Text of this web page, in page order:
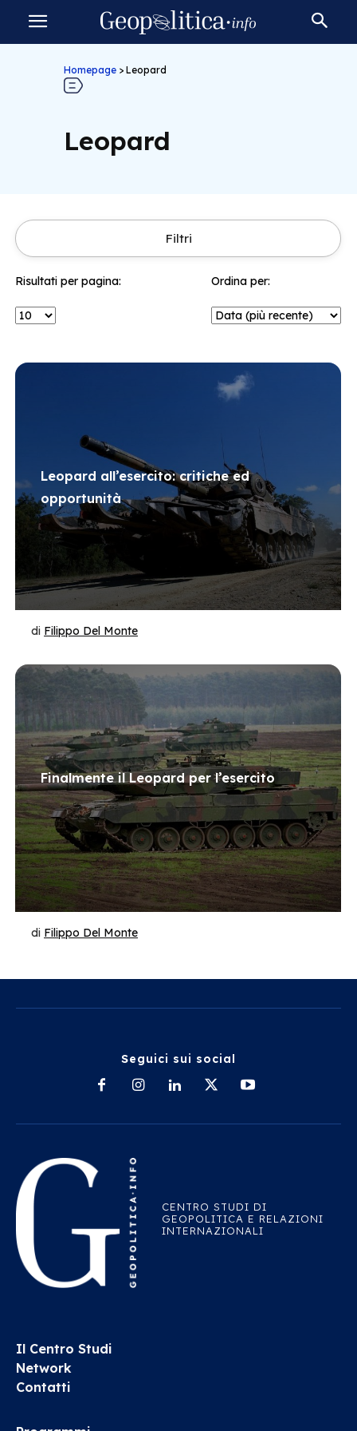
Homepage > Leopard
Leopard
Filtri
Risultati per pagina: Ordina per:
Leopard all’esercito: critiche ed
opportunità
di Filippo Del Monte
Finalmente il Leopard per l’esercito
di Filippo Del Monte
Seguici sui social
CENTRO STUDI DI
GEOPOLITICA E RELAZIONI
INTERNAZIONALI
Il Centro Studi
Network
Contatti